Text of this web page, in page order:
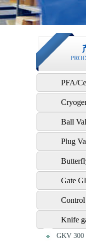
PFA/
Ball
Plug
Gate
Knife
GKV 300